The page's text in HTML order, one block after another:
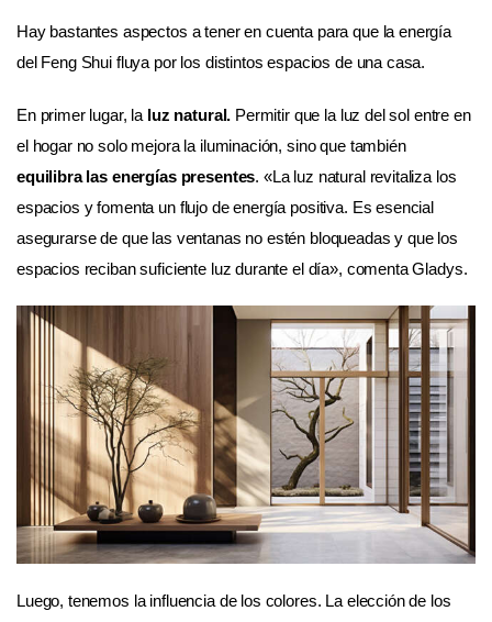
Hay bastantes aspectos a tener en cuenta para que la energía
del Feng Shui fluya por los distintos espacios de una casa.
En primer lugar, la luz natural. Permitir que la luz del sol entre en
el hogar no solo mejora la iluminación, sino que también
equilibra las energías presentes. «La luz natural revitaliza los
espacios y fomenta un flujo de energía positiva. Es esencial
asegurarse de que las ventanas no estén bloqueadas y que los
espacios reciban suficiente luz durante el día», comenta Gladys.
Luego, tenemos la influencia de los colores. La elección de los